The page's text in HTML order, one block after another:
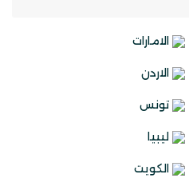
الامارات
الاردن
تونس
ليبيا
الكويت